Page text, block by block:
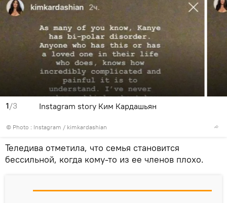
1/3
© Photo : Instagram / kimkardashian
Instagram story Ким Кардашьян
Теледива отметила, что семья становится
бессильной, когда кому-то из ее членов плохо.